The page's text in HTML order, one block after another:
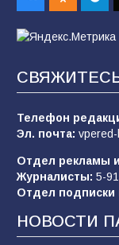
заявления
отчаяние, а
80
В России
новой
74
Телефон
Эл. почта:
Отдел рекламы
Журналисты: 5-
Отдел подписки
НОВОСТИ